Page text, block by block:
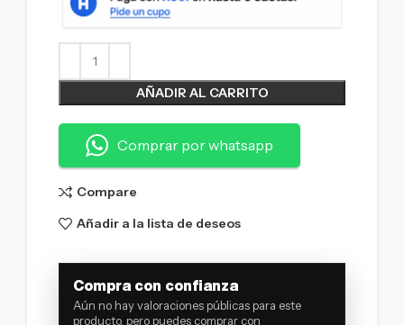
AÑADIR AL CARRITO
Comprar por whatsapp
Compare
Añadir a la lista de deseos
Compra con confianza
Aún no hay valoraciones públicas para este
producto, pero puedes comprar con